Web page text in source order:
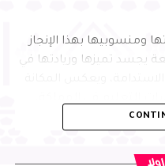
المشرف العلمي على
عن شكره لسمو محافظ
الكبير ببرامج الجمعية
ومنسوبيها بهذا الإنجاز
يجسد تميزها وريادتها في
القيادة الرشيدة -أيدها
متمنيًا للجامعة